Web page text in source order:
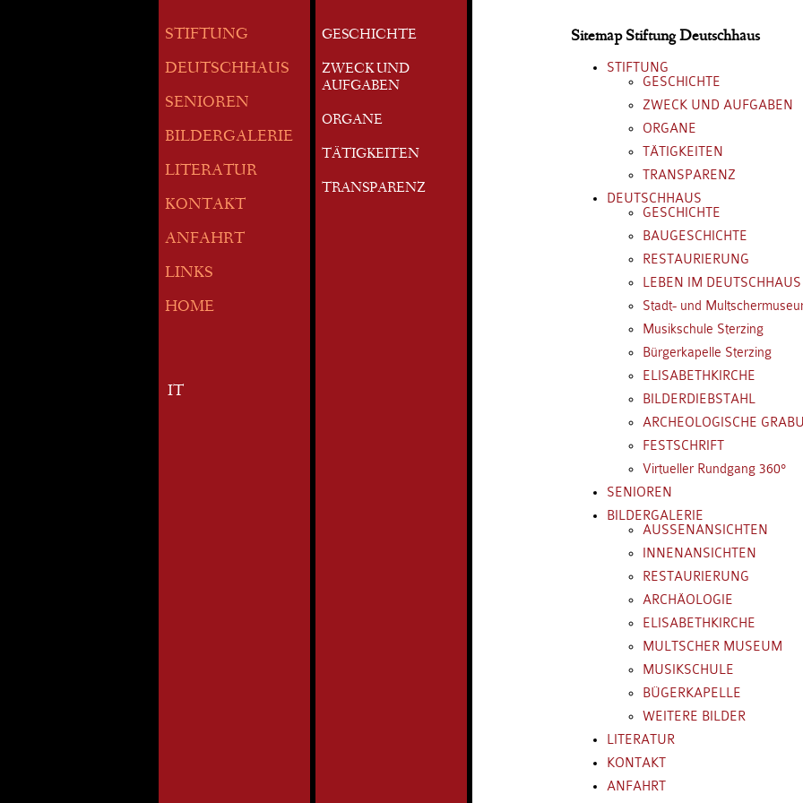
STIFTUNG
DEUTSCHHAUS
SENIOREN
BILDERGALERIE
LITERATUR
KONTAKT
ANFAHRT
LINKS
HOME
IT
GESCHICHTE
ZWECK UND
AUFGABEN
ORGANE
TÄTIGKEITEN
TRANSPARENZ
Sitemap Stiftung Deutschhaus
STIFTUNG
GESCHICHTE
ZWECK UND AUFGABEN
ORGANE
TÄTIGKEITEN
TRANSPARENZ
DEUTSCHHAUS
GESCHICHTE
BAUGESCHICHTE
RESTAURIERUNG
LEBEN IM DEUTSCHHAUS
Stadt- und
Musikschule Sterzing
Bürgerkapelle Sterzing
ELISABETHKIRCHE
BILDERDIEBSTAHL
ARCHEOLOGISCHE
FESTSCHRIFT
Virtueller Rundgang 360°
SENIOREN
BILDERGALERIE
AUSSENANSICHTEN
INNENANSICHTEN
RESTAURIERUNG
ARCHÄOLOGIE
ELISABETHKIRCHE
MULTSCHER MUSEUM
MUSIKSCHULE
BÜGERKAPELLE
WEITERE BILDER
LITERATUR
KONTAKT
ANFAHRT